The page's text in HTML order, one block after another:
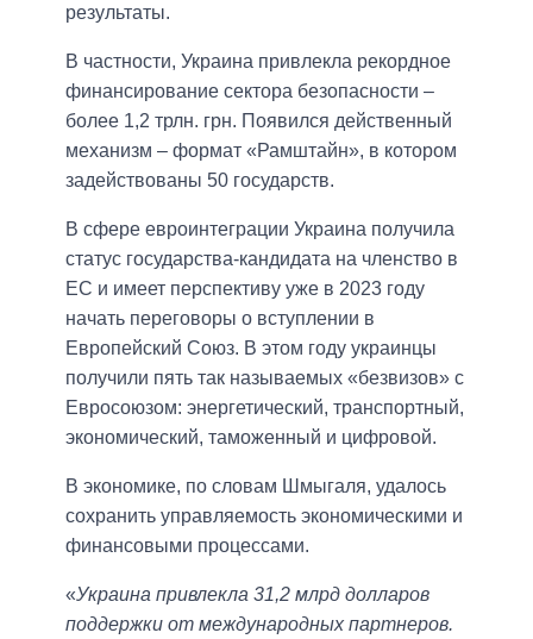
результаты.
В частности, Украина привлекла рекордное
финансирование сектора безопасности –
более 1,2 трлн. грн. Появился действенный
механизм – формат «Рамштайн», в котором
задействованы 50 государств.
В сфере евроинтеграции Украина получила
статус государства-кандидата на членство в
ЕС и имеет перспективу уже в 2023 году
начать переговоры о вступлении в
Европейский Союз. В этом году украинцы
получили пять так называемых «безвизов» с
Евросоюзом: энергетический, транспортный,
экономический, таможенный и цифровой.
В экономике, по словам Шмыгаля, удалось
сохранить управляемость экономическими и
финансовыми процессами.
«Украина привлекла 31,2 млрд долларов
поддержки от международных партнеров.